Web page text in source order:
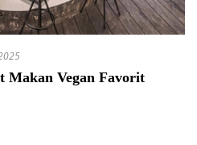
Makan Vegan Favorit